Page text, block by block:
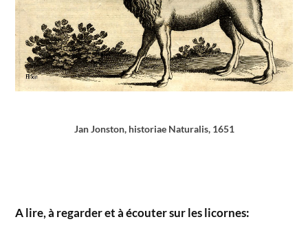
Jan Jonston, historiae Naturalis, 1651
A lire, à regarder et à écouter sur les licornes: